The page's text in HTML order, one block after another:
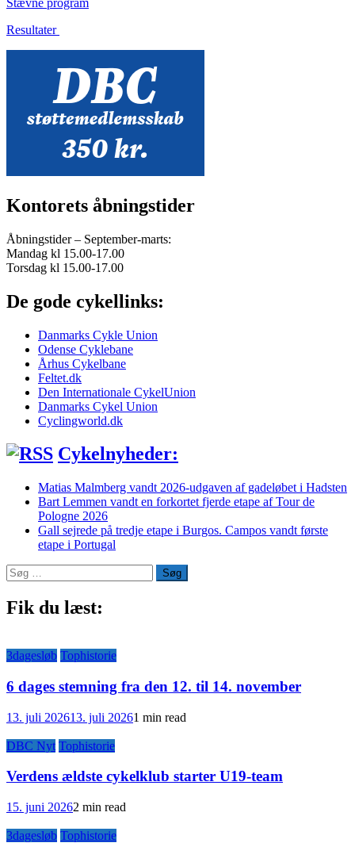
Resultater
Kontorets åbningstider
Åbningstider – September-marts:
Mandag kl 15.00-17.00
Torsdag kl 15.00-17.00
De gode cykellinks:
Danmarks Cykle Union
Odense Cyklebane
Århus Cykelbane
Feltet.dk
Den Internationale CykelUnion
Danmarks Cykel Union
Cyclingworld.dk
Cykelnyheder:
Matias Malmberg vandt 2026-udgaven af gadeløbet i Hadsten
Bart Lemmen vandt en forkortet fjerde etape af Tour de
Pologne 2026
Gall sejrede på tredje etape i Burgos. Campos vandt første
etape i Portugal
Søg
efter:
Fik du læst:
3dagesløb Tophistorie
6 dages stemning fra den 12. til 14. november
13. juli 202613. juli 20261 min read
DBC Nyt Tophistorie
Verdens ældste cykelklub starter U19-team
15. juni 20262 min read
3dagesløb Tophistorie